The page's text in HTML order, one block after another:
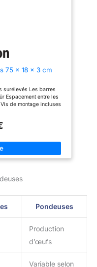
75 x 18 x 3 cm
surélevés Les barres
Espacement entre les
de montage incluses
Pondeuses
Production
d’œufs
Variable selon